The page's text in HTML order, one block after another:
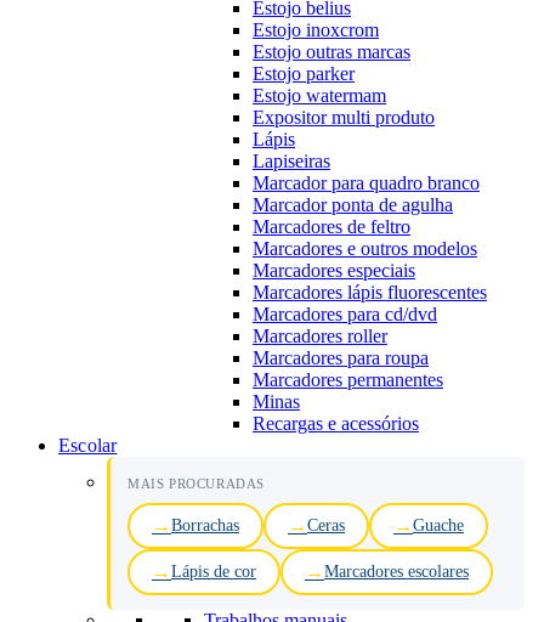
Estojo belius
Estojo inoxcrom
Estojo outras marcas
Estojo parker
Estojo watermam
Expositor multi produto
Lápis
Lapiseiras
Marcador para quadro branco
Marcador ponta de agulha
Marcadores de feltro
Marcadores e outros modelos
Marcadores especiais
Marcadores lápis fluorescentes
Marcadores para cd/dvd
Marcadores roller
Marcadores para roupa
Marcadores permanentes
Minas
Recargas e acessórios
Escolar
MAIS PROCURADAS
Borrachas Ceras Guache
Lápis de cor Marcadores escolares